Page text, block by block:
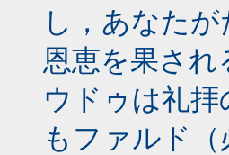
し，あなた
恩恵を果さ
ウドゥは礼
もファルド